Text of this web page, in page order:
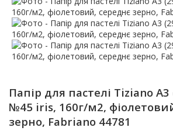
Папір для пастелі Tiziano
№45 iris, 160г/м2,
зерно, Fabriano 44781